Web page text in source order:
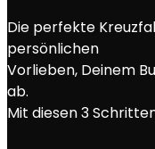
Die perfekte
persönlichen
Vorlieben, Deinem
ab.
Mit diesen 3